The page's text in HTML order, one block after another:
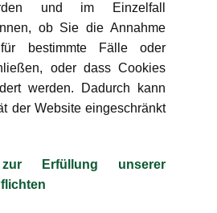
und im Einzelfall
ob Sie die Annahme
bestimmte Fälle oder
oder dass Cookies
werden. Dadurch kann
der Website eingeschränkt
Erfüllung unserer